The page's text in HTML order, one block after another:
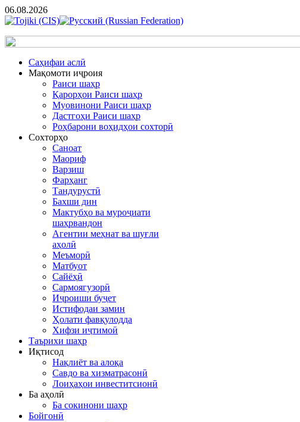
06.08.2026
Cаҳифаи аслӣ
Мақомоти иҷроия
Раиси шаҳр
Қарорҳои Раиси шаҳр
Муовинони Раиси шаҳр
Дастгоҳи Раиси шаҳр
Роҳбарони воҳидҳои сохторӣ
Сохторҳо
Саноат
Маориф
Варзиш
Фарҳанг
Тандурустӣ
Бахши дин
Мактубҳо ва муроҷиати
шаҳрвандон
Агентии меҳнат ва шуғли
аҳолӣ
Меъморӣ
Матбуот
Сайёҳӣ
Сармоягузорӣ
Иҷроиши буҷет
Истифодаи замин
Ҳолати фавқулодда
Хифзи иҷтимоӣ
Таърихи шаҳр
Иқтисод
Нақлиёт ва алоқа
Савдо ва хизматрасонӣ
Лоиҳаҳои инвеститсионӣ
Ба аҳолӣ
Ба сокинони шаҳр
Бойгонӣ